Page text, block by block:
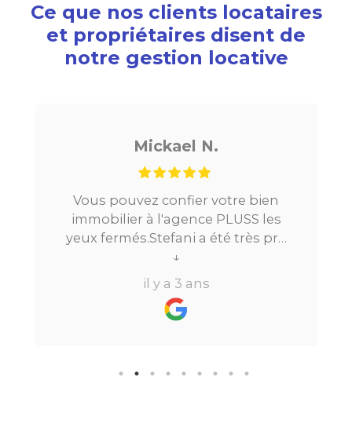
Ce que nos clients locataires
et propriétaires disent de
notre gestion locative
Mickael N.
Vous pouvez confier votre bien
immobilier à l'agence PLUSS les
yeux fermés.Stefani a été très pro
tout au long du processus.Très
réactive, elle a su répondre à
toutes mes questions en moins de
24h par email ou par
supplémentaire est très bien
↓
il y a 3 ans